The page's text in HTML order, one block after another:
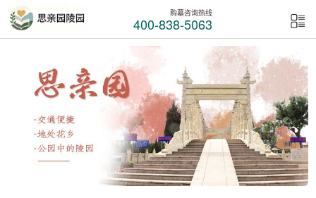
购墓咨询热线
400-838-5063